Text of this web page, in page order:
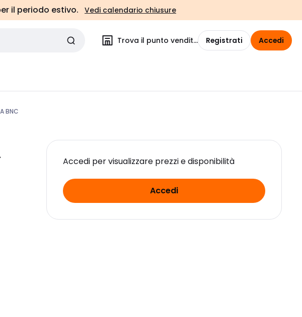
il periodo estivo. Vedi calendario chiusure
Trova il punto vendita Registrati Accedi
BNC
Accedi per visualizzare prezzi e disponibilità
Accedi